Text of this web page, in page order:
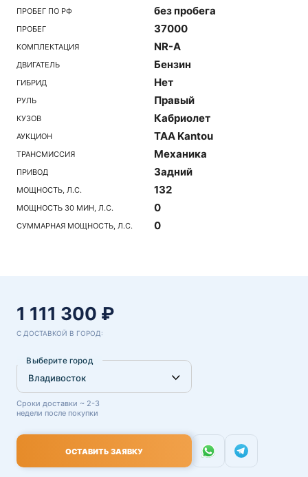
ПРОБЕГ ПО РФ без пробега
ПРОБЕГ 37000
КОМПЛЕКТАЦИЯ NR-A
ДВИГАТЕЛЬ Бензин
ГИБРИД Нет
РУЛЬ Правый
КУЗОВ Кабриолет
АУКЦИОН TAA Kantou
ТРАНСМИССИЯ Механика
ПРИВОД Задний
МОЩНОСТЬ, Л.С. 132
МОЩНОСТЬ 30 МИН, Л.С. 0
СУММАРНАЯ МОЩНОСТЬ, Л.С. 0
1 111 300 ₽
С ДОСТАВКОЙ В ГОРОД:
Выберите город
Сроки доставки ~ 2-3
недели после покупки
ОСТАВИТЬ ЗАЯВКУ